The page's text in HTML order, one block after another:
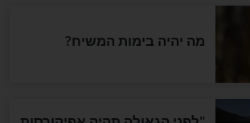
הנה כמה סודות שיעזרו לכם